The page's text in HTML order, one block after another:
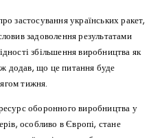
застосування українських ракет,
задоволення результатами
збільшення виробництва як
додав, що це питання буде
тижня.
оборонного виробництва у
особливо в Європі, стане